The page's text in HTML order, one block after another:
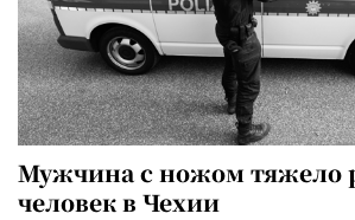
Мужчина с ножом тяжело
человек в Чехии